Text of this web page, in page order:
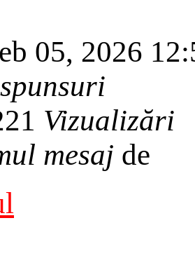
05, 2026
Vizualizări
mesaj de